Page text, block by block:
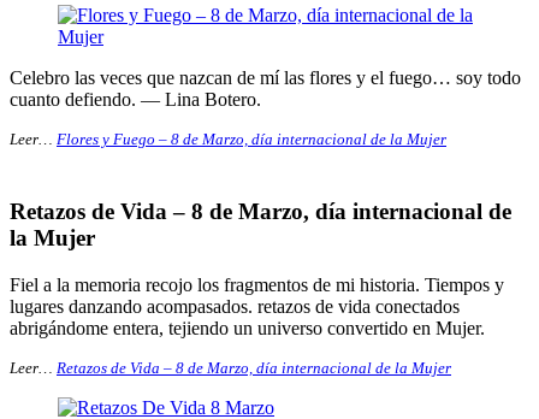
Celebro las veces que nazcan de mí las flores y el fuego… soy todo
cuanto defiendo. — Lina Botero.
Leer… Flores y Fuego – 8 de Marzo, día internacional de la Mujer
Retazos de Vida – 8 de Marzo, día internacional de
la Mujer
Fiel a la memoria recojo los fragmentos de mi historia. Tiempos y
lugares danzando acompasados. retazos de vida conectados
abrigándome entera, tejiendo un universo convertido en Mujer.
Leer… Retazos de Vida – 8 de Marzo, día internacional de la Mujer